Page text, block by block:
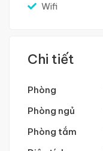
Wifi
Chi tiết
Phòng
Phòng ngủ
Phòng tắm